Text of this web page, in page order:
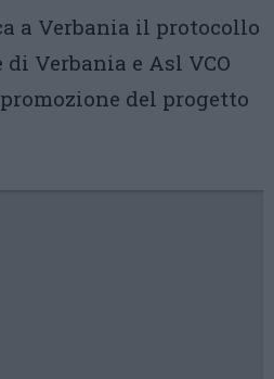
a Verbania il protocollo
di Verbania e Asl VCO
del progetto